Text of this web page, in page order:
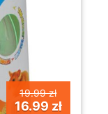
19.99 zł
16.99 zł